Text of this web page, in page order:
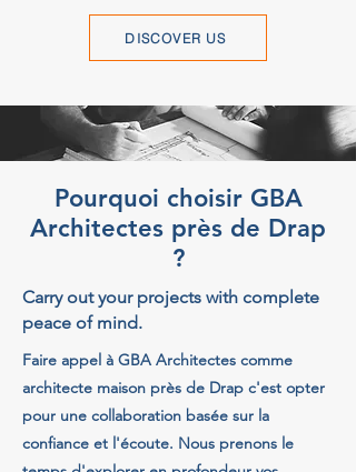
DISCOVER US
Pourquoi choisir GBA
Architectes près de Drap
?
Carry out your projects with complete
peace of mind.
Faire appel à GBA Architectes comme
architecte maison près de Drap c'est opter
pour une collaboration basée sur la
confiance et l'écoute. Nous prenons le